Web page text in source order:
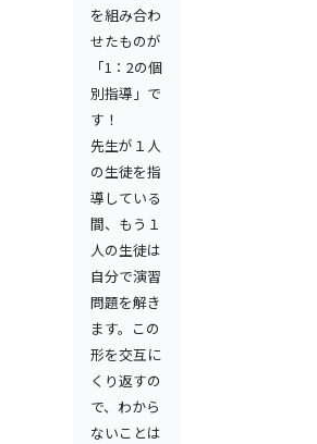
を組み合わ
せたものが
「1：2の個
別指導」で
す！
先生が１人
の生徒を指
導している
間、もう１
人の生徒は
自分で演習
問題を解き
ます。この
形を交互に
くり返すの
で、わから
ないことは